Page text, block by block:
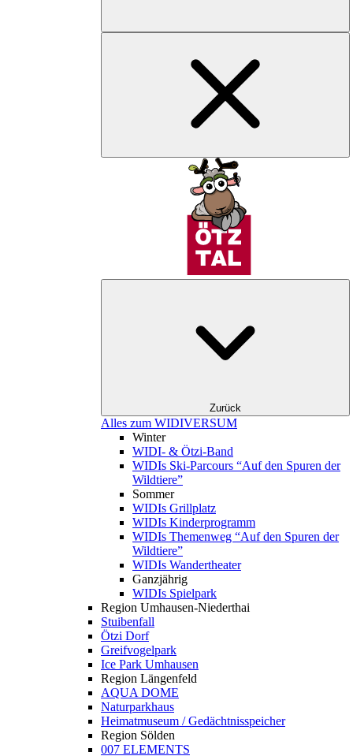
Zurück
Alles zum WIDIVERSUM
Winter
WIDI- & Ötzi-Band
WIDIs Ski-Parcours “Auf den Spuren der
Wildtiere”
Sommer
WIDIs Grillplatz
WIDIs Kinderprogramm
WIDIs Themenweg “Auf den Spuren der
Wildtiere”
WIDIs Wandertheater
Ganzjährig
WIDIs Spielpark
Region Umhausen-Niederthai
Stuibenfall
Ötzi Dorf
Greifvogelpark
Ice Park Umhausen
Region Längenfeld
AQUA DOME
Naturparkhaus
Heimatmuseum / Gedächtnisspeicher
Region Sölden
007 ELEMENTS